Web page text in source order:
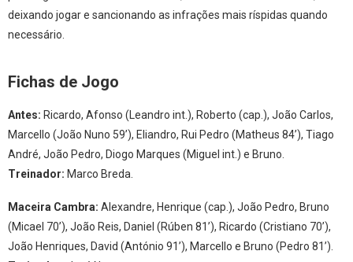
deixando jogar e sancionando as infrações mais ríspidas quando
necessário.
Fichas de Jogo
Antes: Ricardo, Afonso (Leandro int.), Roberto (cap.), João Carlos,
Marcello (João Nuno 59’), Eliandro, Rui Pedro (Matheus 84’), Tiago
André, João Pedro, Diogo Marques (Miguel int.) e Bruno.
Treinador: Marco Breda.
Maceira Cambra: Alexandre, Henrique (cap.), João Pedro, Bruno
(Micael 70’), João Reis, Daniel (Rúben 81’), Ricardo (Cristiano 70’),
João Henriques, David (António 91’), Marcello e Bruno (Pedro 81’).